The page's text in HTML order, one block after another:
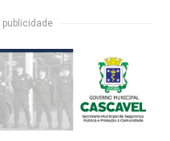
publicidade